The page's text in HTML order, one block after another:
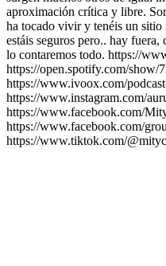
aproximación crítica y libre.
ha tocado vivir y tenéis un
estáis seguros pero.. hay
lo contaremos todo. https://
https://open.spotify.com/
https://www.ivoox.com/
https://www.instagram.com/
https://www.facebook.com/
https://www.facebook.com/
https://www.tiktok.com/